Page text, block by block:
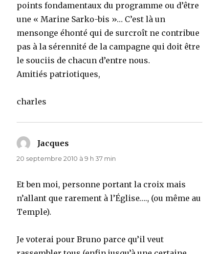
points fondamentaux du programme ou d’être
une « Marine Sarko-bis »… C’est là un
mensonge éhonté qui de surcroît ne contribue
pas à la sérennité de la campagne qui doit être
le souciis de chacun d’entre nous.
Amitiés patriotiques,
charles
Jacques
20 septembre 2010 à 9 h 37 min
Et ben moi, personne portant la croix mais
n’allant que rarement à l’Église…., (ou même au
Temple).
Je voterai pour Bruno parce qu’il veut